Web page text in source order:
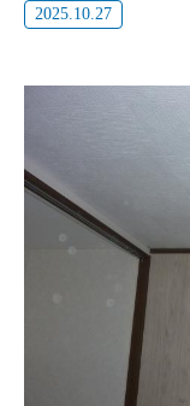
2025.10.27